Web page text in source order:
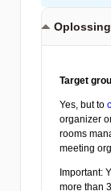
Oplossing